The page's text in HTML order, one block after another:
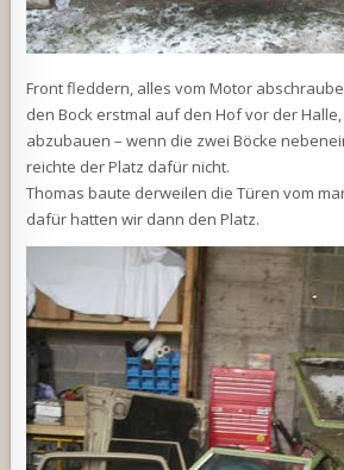
Front fleddern, alles vom Motor
den Bock erstmal auf den Hof vor der
abzubauen – wenn die zwei Böcke
reichte der Platz dafür nicht.
Thomas baute derweilen die Türen vom
dafür hatten wir dann den Platz.